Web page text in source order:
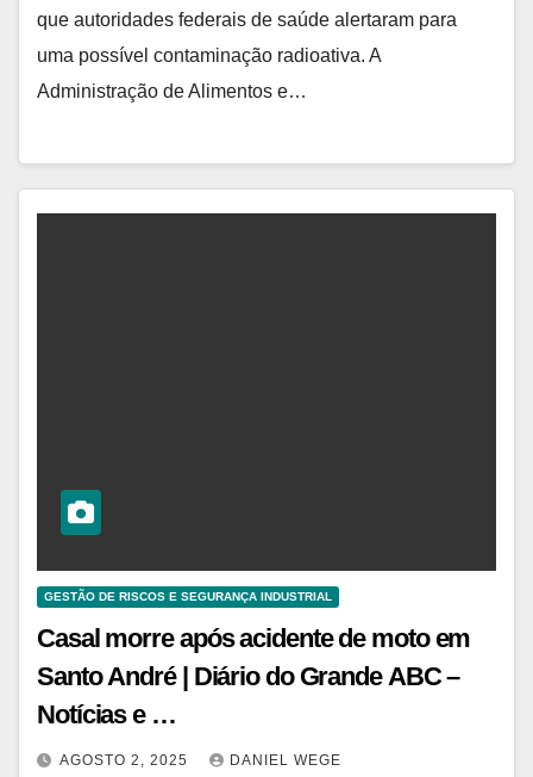
que autoridades federais de saúde alertaram para
uma possível contaminação radioativa. A
Administração de Alimentos e…
GESTÃO DE RISCOS E SEGURANÇA INDUSTRIAL
Casal morre após acidente de moto em
Santo André | Diário do Grande ABC –
Notícias e …
AGOSTO 2, 2025 DANIEL WEGE